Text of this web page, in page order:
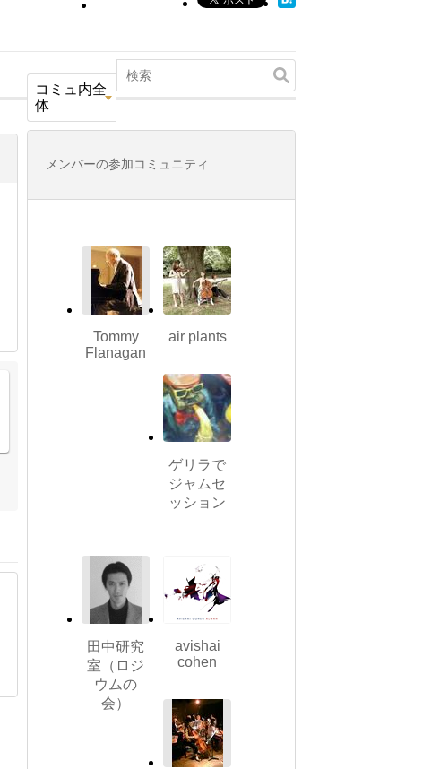
コミュ内全
体
メンバーの参加コミュニティ
Tommy
Flanagan
air plants
ゲリラで
ジャムセ
ッション
田中研究
室（ロジ
ウムの
会）
avishai
cohen